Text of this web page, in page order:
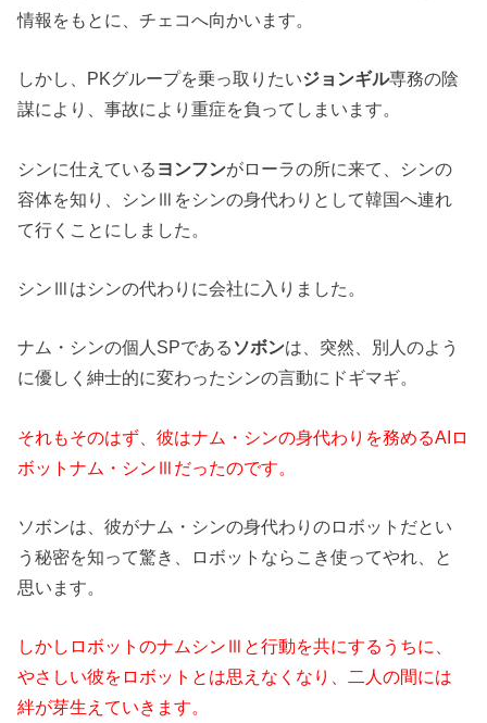
情報をもとに、チェコへ向かいます。
しかし、PKグループを乗っ取りたいジョンギル専務の陰
謀により、事故により重症を負ってしまいます。
シンに仕えている ヨンフンがローラの所に来て、シンの
容体を知り、シンⅢをシンの身代わりとして韓国へ連れ
て行くことにしました。
シンⅢはシンの代わりに会社に入りました。
ナム・シンの個人SPである ソボンは、突然、別人のよう
に優しく紳士的に変わったシンの言動にドギマギ。
それもそのはず、彼はナム・シンの身代わりを務めるAIロ
ボットナム・シンⅢだったのです。
ソボンは、彼がナム・シンの身代わりのロボットだとい
う秘密を知って驚き、ロボットならこき使ってやれ、と
思います。
しかしロボットのナムシンⅢと行動を共にするうちに、
やさしい彼をロボットとは思えなくなり、二人の間には
絆が芽生えていきます。